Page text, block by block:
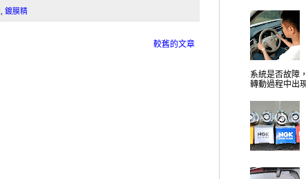
鍍膜精
較舊的文章
系統是否故障
轉動過程中出